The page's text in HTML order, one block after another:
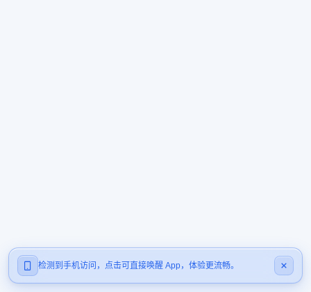
检测到手机访问，点击可直接唤醒 App，体验更流畅。